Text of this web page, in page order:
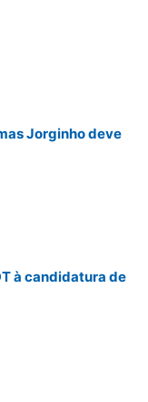
Jorginho deve
à candidatura de